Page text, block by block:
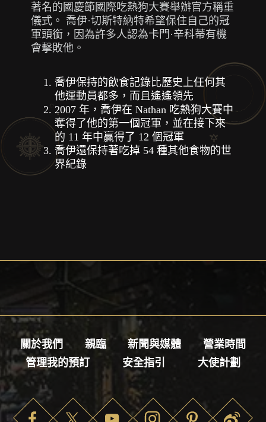
著名的國慶節國際吃熱狗大賽舉辦官方稱重
儀式。 喬伊·切斯特納特希望保住自己的冠
軍頭銜，因為許多人認為卡門·辛科蒂有機
會擊敗他。
喬伊保持的飲食記錄比歷史上任何其
他運動員都多，而且遙遙領先
2007 年，喬伊在 Nathan 吃熱狗大賽中
奪得了他的第一個冠軍，並在接下來
的 11 年中贏得了 12 個冠軍
喬伊還保持著吃掉 54 種其他食物的世
界紀錄
關於我們 親臨 新聞與媒體
營業時間
管理我的預訂
安全指引 大使計劃